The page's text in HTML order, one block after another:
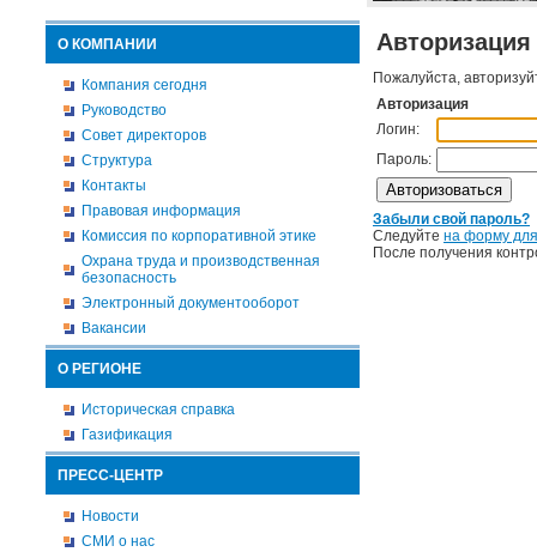
О КОМПАНИИ
Компания сегодня
Руководство
Совет директоров
Структура
Контакты
Правовая информация
Комиссия по корпоративной этике
Охрана труда и производственная
безопасность
Электронный документооборот
Вакансии
О РЕГИОНЕ
Историческая справка
Газификация
ПРЕСС-ЦЕНТР
Новости
СМИ о нас
Авторизация
Пожалуйста,
Авторизация
Логин:
Пароль:
Забыли свой пароль?
Следуйте на форму
После получения